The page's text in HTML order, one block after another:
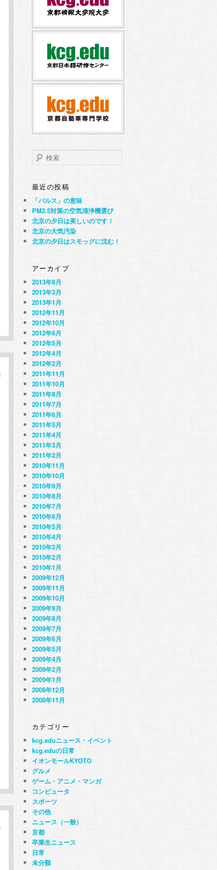
検
索
最近の投稿
「バルス」の意味
PM2.5対策の空気清浄機選び
北京の夕日は美しいのです！
北京の大気汚染
北京の夕日はスモッグに沈む！
アーカイブ
2013年8月
2013年3月
2013年1月
2012年11月
2012年10月
2012年6月
2012年5月
2012年4月
2012年2月
2011年11月
2011年10月
2011年8月
2011年7月
2011年6月
2011年5月
2011年4月
2011年3月
2011年2月
2010年11月
2010年10月
2010年9月
2010年8月
2010年7月
2010年6月
2010年5月
2010年4月
2010年3月
2010年2月
2010年1月
2009年12月
2009年11月
2009年10月
2009年9月
2009年8月
2009年7月
2009年6月
2009年5月
2009年4月
2009年2月
2009年1月
2008年12月
2008年11月
カテゴリー
kcg.eduニュース・イベント
kcg.eduの日常
イオンモールKYOTO
グルメ
ゲーム・アニメ・マンガ
コンピュータ
スポーツ
その他
ニュース（一般）
京都
卒業生ニュース
日常
未分類